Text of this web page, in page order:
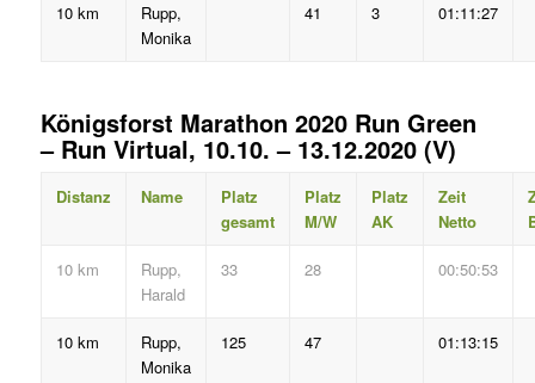
10 km
Rupp,
Monika
41 3 01:11:27
Königsforst Marathon 2020 Run Green
– Run Virtual, 10.10. – 13.12.2020 (V)
Distanz Name
Platz
gesamt
Platz
M/W
Platz
AK
Zeit
Netto
10 km
Rupp,
Harald
33 28 00:50:53
10 km
Rupp,
Monika
125 47 01:13:15